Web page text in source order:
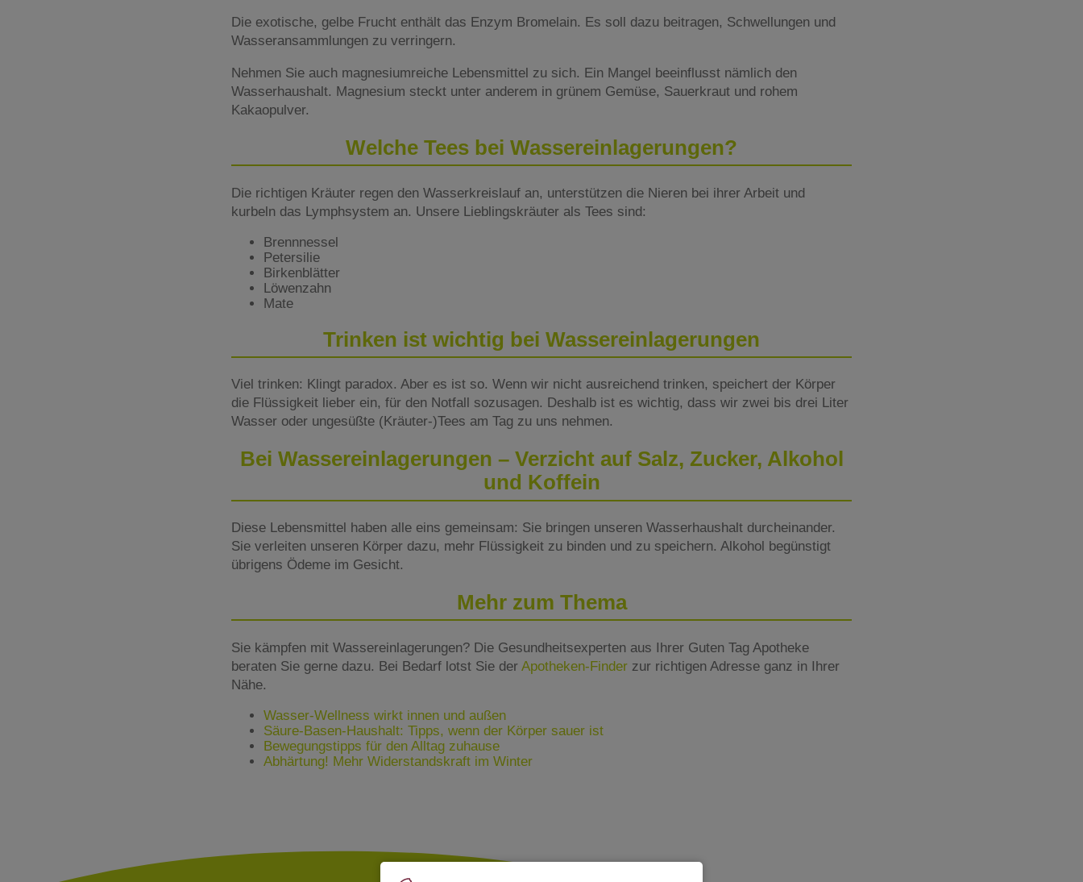
Die exotische, gelbe Frucht enthält das Enzym Bromelain. Es soll dazu beitragen, Schwellungen und
Wasseransammlungen zu verringern.
Nehmen Sie auch magnesiumreiche Lebensmittel zu sich. Ein Mangel beeinflusst nämlich den
Wasserhaushalt. Magnesium steckt unter anderem in grünem Gemüse, Sauerkraut und rohem
Kakaopulver.
Welche Tees bei Wassereinlagerungen?
Die richtigen Kräuter regen den Wasserkreislauf an, unterstützen die Nieren bei ihrer Arbeit und
kurbeln das Lymphsystem an. Unsere Lieblingskräuter als Tees sind:
Brennnessel
Petersilie
Birkenblätter
Löwenzahn
Mate
Trinken ist wichtig bei Wassereinlagerungen
Viel trinken: Klingt paradox. Aber es ist so. Wenn wir nicht ausreichend trinken, speichert der Körper
die Flüssigkeit lieber ein, für den Notfall sozusagen. Deshalb ist es wichtig, dass wir zwei bis drei Liter
Wasser oder ungesüßte (Kräuter-)Tees am Tag zu uns nehmen.
Bei Wassereinlagerungen – Verzicht auf Salz, Zucker, Alkohol
und Koffein
Diese Lebensmittel haben alle eins gemeinsam: Sie bringen unseren Wasserhaushalt durcheinander.
Sie verleiten unseren Körper dazu, mehr Flüssigkeit zu binden und zu speichern. Alkohol begünstigt
übrigens Ödeme im Gesicht.
Mehr zum Thema
Sie kämpfen mit Wassereinlagerungen? Die Gesundheitsexperten aus Ihrer Guten Tag Apotheke
beraten Sie gerne dazu. Bei Bedarf lotst Sie der Apotheken-Finder zur richtigen Adresse ganz in Ihrer
Nähe.
Wasser-Wellness wirkt innen und außen
Säure-Basen-Haushalt: Tipps, wenn der Körper sauer ist
Bewegungstipps für den Alltag zuhause
Abhärtung! Mehr Widerstandskraft im Winter